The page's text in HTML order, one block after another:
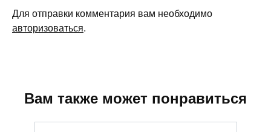
Для отправки комментария вам необходимо
авторизоваться.
Вам также может понравиться